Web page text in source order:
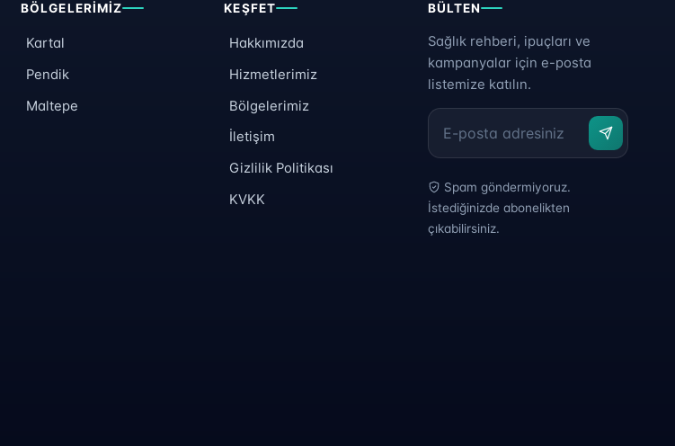
BÖLGELERIMIZ
Kartal
Pendik
Maltepe
KEŞFET
Hakkımızda
Hizmetlerimiz
Bölgelerimiz
İletişim
Gizlilik Politikası
KVKK
BÜLTEN
Sağlık rehberi, ipuçları ve
kampanyalar için e-posta
listemize katılın.
Spam göndermiyoruz.
İstediğinizde abonelikten
çıkabilirsiniz.